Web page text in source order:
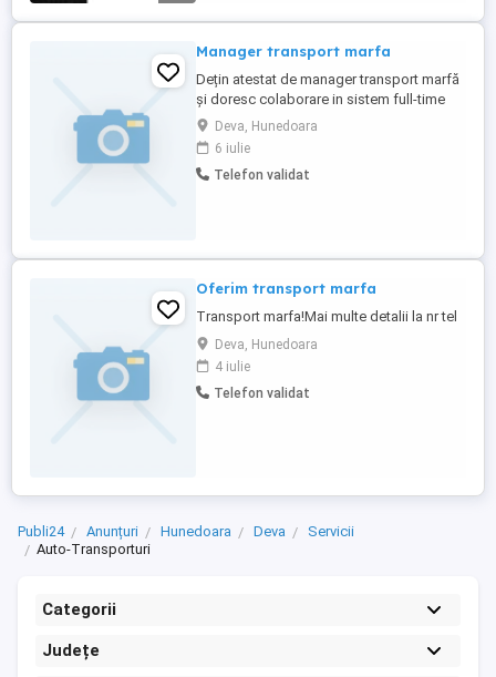
Manager transport marfa
Dețin atestat de manager transport marfă
și doresc colaborare in sistem full-time
sau part-time.
Deva, Hunedoara
6 iulie
Telefon validat
Oferim transport marfa
Transport marfa!Mai multe detalii la nr tel
Deva, Hunedoara
4 iulie
Telefon validat
Publi24 Anunțuri Hunedoara Deva
Servicii
Auto-Transporturi
Categorii
Județe